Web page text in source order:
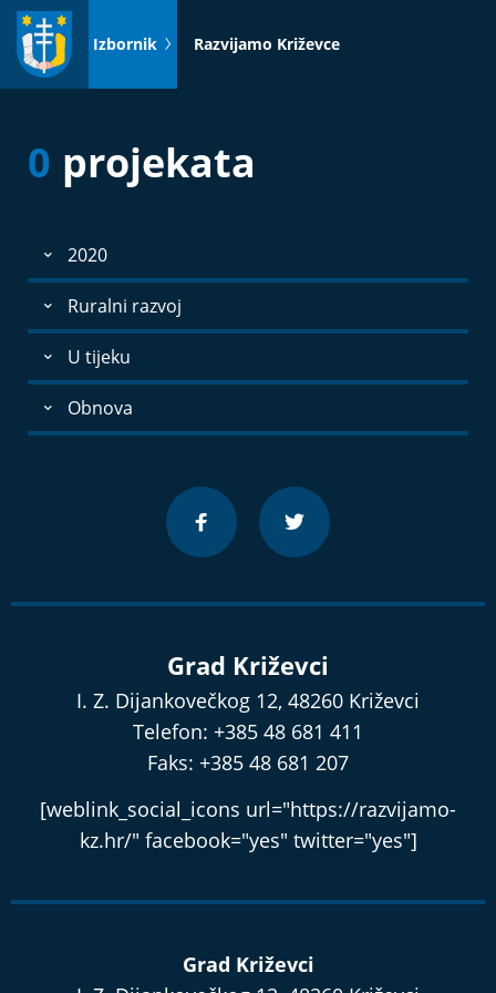
Idi
sadržaj
Izbornik Razvijamo Križevce
0 projekata
2020
Ruralni razvoj
U tijeku
Obnova
Grad Križevci
I. Z. Dijankovečkog 12, 48260 Križevci
Telefon: +385 48 681 411
Faks: +385 48 681 207
[weblink_social_icons url="https://razvijamo-
kz.hr/" facebook="yes" twitter="yes"]
Grad Križevci